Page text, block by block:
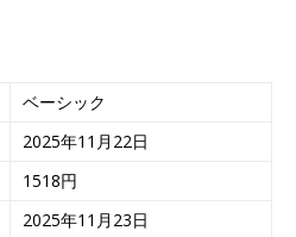
ベーシック
2025年11月22日
1518円
2025年11月23日